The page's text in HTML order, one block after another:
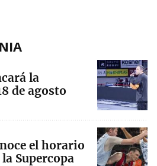
la
de agosto
el horario
Supercopa